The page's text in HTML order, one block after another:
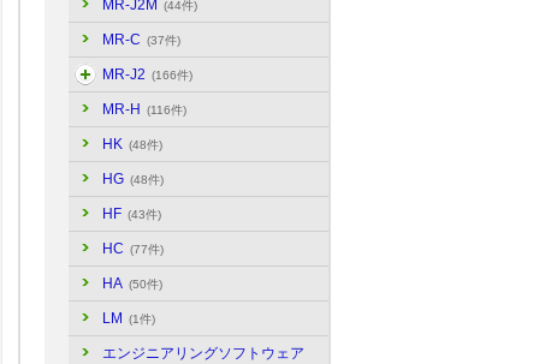
MR-J2M (44件)
MR-C (37件)
MR-J2 (166件)
MR-H (116件)
HK (48件)
HG (48件)
HF (43件)
HC (77件)
HA (50件)
LM (1件)
エンジニアリングソフトウェア